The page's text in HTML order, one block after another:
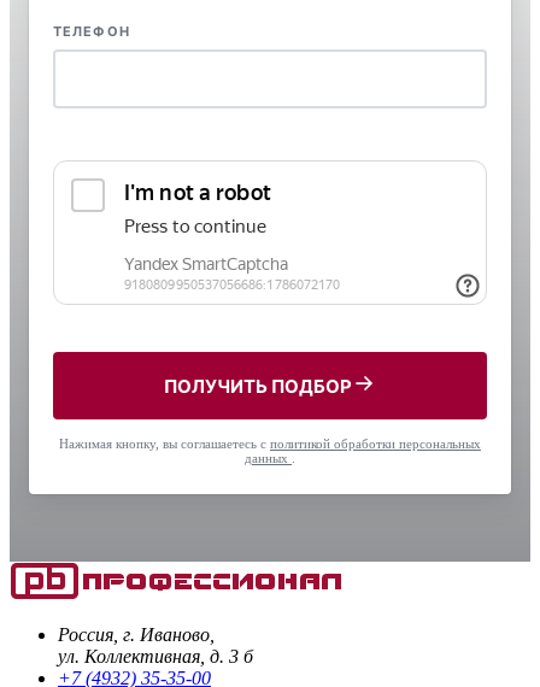
ТЕЛЕФОН
ПОЛУЧИТЬ ПОДБОР
Нажимая кнопку, вы соглашаетесь с политикой обработки персональных
данных
Россия, г. Иваново,
ул. Коллективная, д. 3 б
+7 (4932) 35-35-00